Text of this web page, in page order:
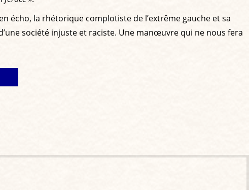
écho, la rhétorique complotiste de l’extrême gauche et sa
société injuste et raciste. Une manœuvre qui ne nous fera